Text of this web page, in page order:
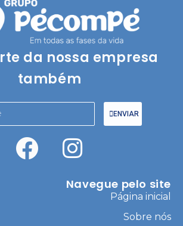
da nossa empresa
também
ENVIAR
Navegue pelo site
Página inicial
Sobre nós